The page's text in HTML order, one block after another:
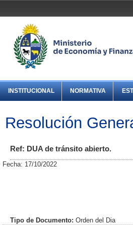
INSTITUCIONAL NORMATIVA
Resolución
Ref: DUA de tránsito abierto.
Fecha: 17/10/2022
Tipo de Documento: Orden del Dia